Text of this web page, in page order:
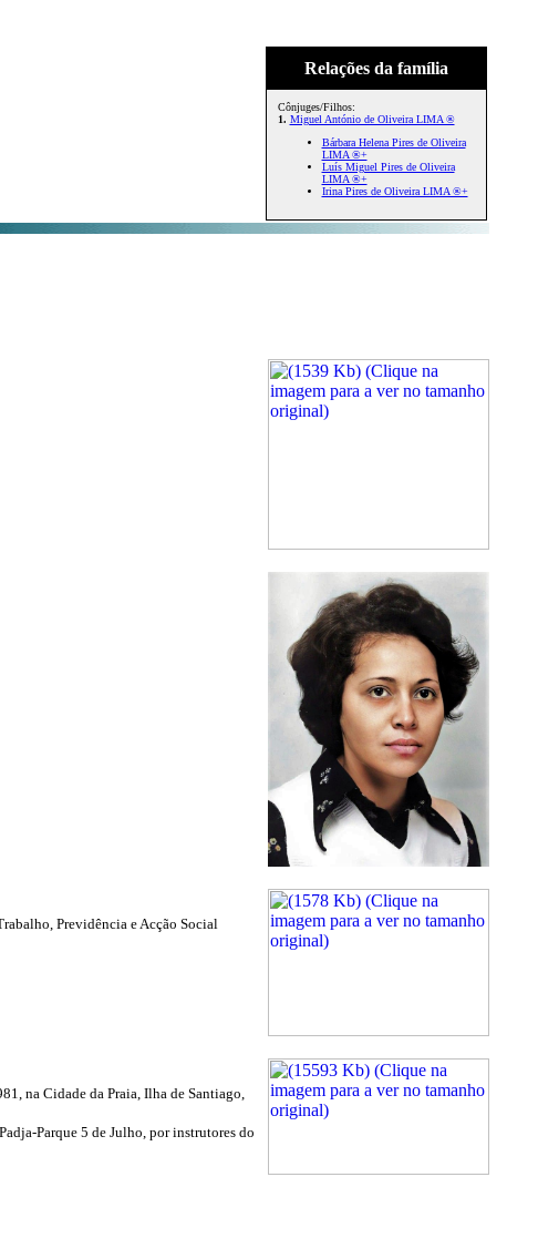
Relações da família
Cônjuges/Filhos:
1. Miguel António de Oliveira LIMA ®
Bárbara Helena Pires de Oliveira
LIMA ®+
Luís Miguel Pires de Oliveira
LIMA ®+
Irina Pires de Oliveira LIMA ®+
Previdência e Acção Social
na Cidade da Praia, Ilha de Santiago,
Parque 5 de Julho, por instrutores do